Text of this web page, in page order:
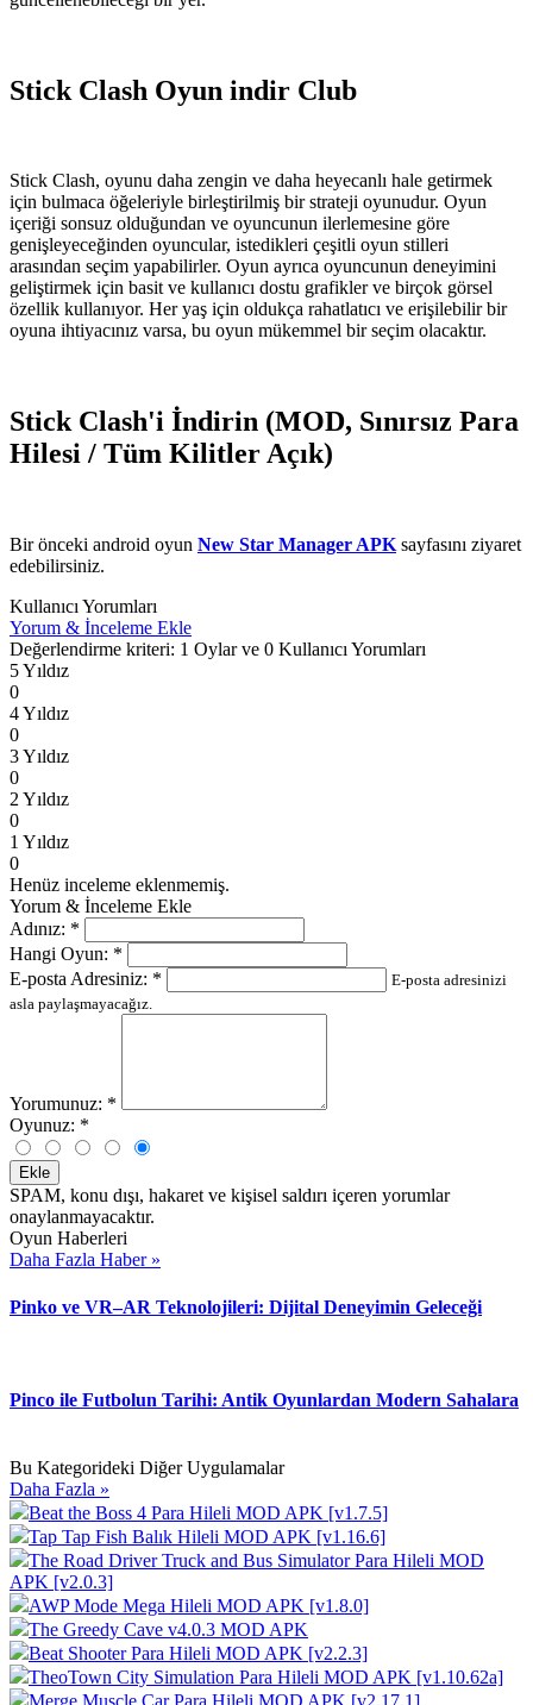
Stick Clash Oyun indir Club
Stick Clash, oyunu daha zengin ve daha heyecanlı hale getirmek
için bulmaca öğeleriyle birleştirilmiş bir strateji oyunudur. Oyun
içeriği sonsuz olduğundan ve oyuncunun ilerlemesine göre
genişleyeceğinden oyuncular, istedikleri çeşitli oyun stilleri
arasından seçim yapabilirler. Oyun ayrıca oyuncunun deneyimini
geliştirmek için basit ve kullanıcı dostu grafikler ve birçok görsel
özellik kullanıyor. Her yaş için oldukça rahatlatıcı ve erişilebilir bir
oyuna ihtiyacınız varsa, bu oyun mükemmel bir seçim olacaktır.
Stick Clash'i İndirin (MOD, Sınırsız Para
Hilesi / Tüm Kilitler Açık)
Bir önceki android oyun New Star Manager APK sayfasını ziyaret
edebilirsiniz.
Kullanıcı Yorumları
Yorum & İnceleme Ekle
Değerlendirme kriteri: 1 Oylar ve 0 Kullanıcı Yorumları
5 Yıldız
0
4 Yıldız
0
3 Yıldız
0
2 Yıldız
0
1 Yıldız
0
Henüz inceleme eklenmemiş.
Yorum & İnceleme Ekle
Adınız: *
Hangi Oyun: *
E-posta Adresiniz: *
E-posta adresinizi
asla paylaşmayacağız.
Yorumunuz: *
Oyunuz: *
Ekle
SPAM, konu dışı, hakaret ve kişisel saldırı içeren yorumlar
onaylanmayacaktır.
Oyun Haberleri
Daha Fazla Haber »
Pinko ve VR–AR Teknolojileri: Dijital Deneyimin Geleceği
Pinco ile Futbolun Tarihi: Antik Oyunlardan Modern Sahalara
Bu Kategorideki Diğer Uygulamalar
Daha Fazla »
Beat the Boss 4 Para Hileli MOD APK [v1.7.5]
Tap Tap Fish Balık Hileli MOD APK [v1.16.6]
The Road Driver Truck and Bus Simulator Para Hileli MOD
APK [v2.0.3]
AWP Mode Mega Hileli MOD APK [v1.8.0]
The Greedy Cave v4.0.3 MOD APK
Beat Shooter Para Hileli MOD APK [v2.2.3]
TheoTown City Simulation Para Hileli MOD APK [v1.10.62a]